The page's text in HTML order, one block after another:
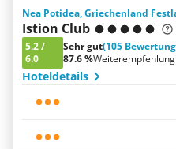
Nea Potidea, Griechenland
Istion Club
5.2/
6.0
Sehr gut(105
87.6 %Weiterempfehlung
Hoteldetails